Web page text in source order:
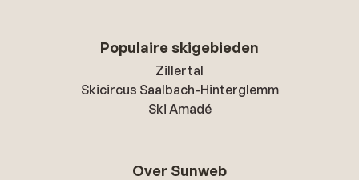
Populaire skigebieden
Zillertal
Skicircus Saalbach-Hinterglemm
Ski Amadé
Over Sunweb